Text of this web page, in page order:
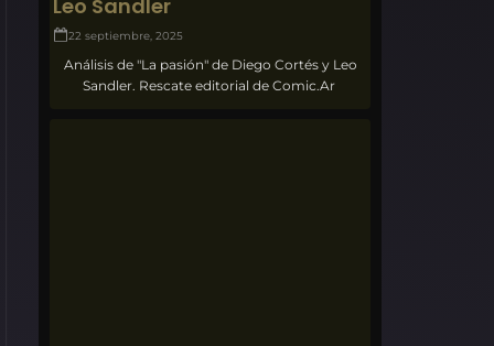
Leo Sandler
22 septiembre, 2025
Análisis de "La pasión" de Diego Cortés y Leo
Sandler. Rescate editorial de Comic.Ar